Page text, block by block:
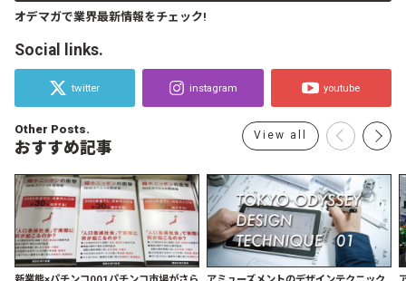
オデマガで業界最新情報をチェック!
Social links.
twitter instagram youtube
Other Posts.
おすすめ記事
View all